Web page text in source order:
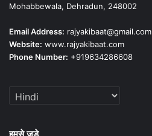
Mohabbewala, Dehradun, 248002
Email Address: rajyakibaat@gmail.com
Website: www.rajyakibaat.com
Phone Number: +919634286608